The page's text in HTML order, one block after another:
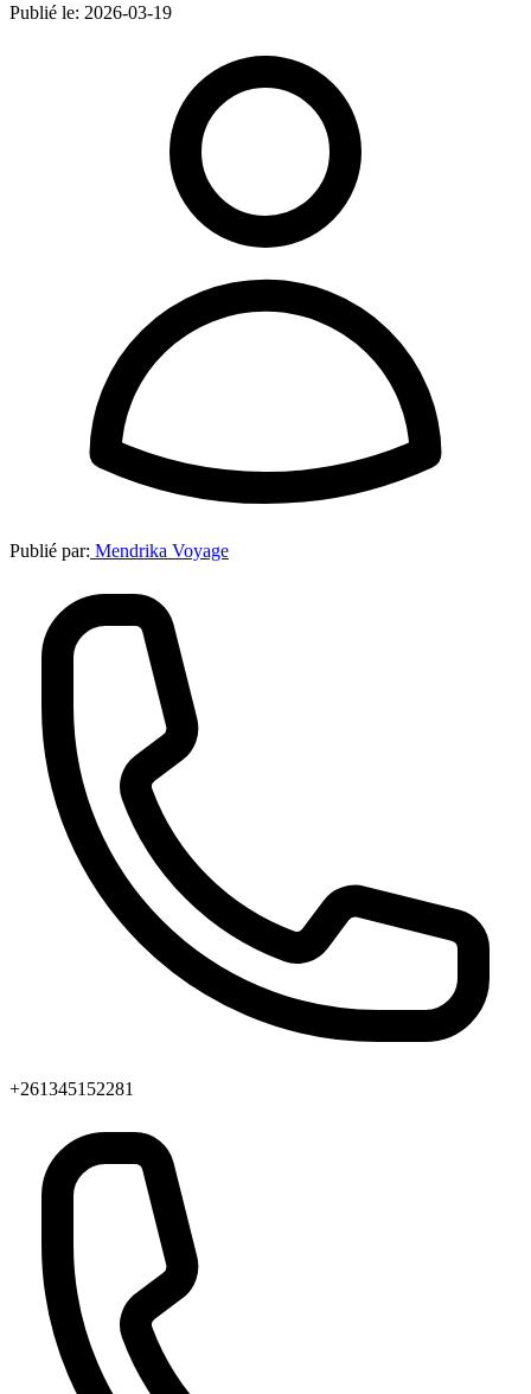
Publié le: 2026-03-19
Publié par: Mendrika Voyage
+261345152281